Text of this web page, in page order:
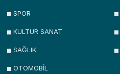
SPOR
KULTUR SANAT
SAĞLIK
OTOMOBİL